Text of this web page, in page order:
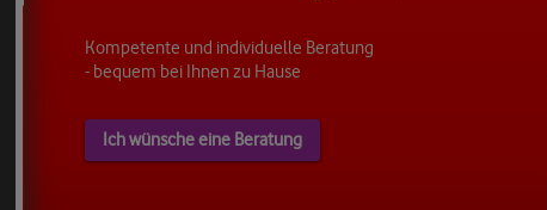
Kompetente und individuelle Beratung
- bequem bei Ihnen zu Hause
Ich wünsche eine Beratung